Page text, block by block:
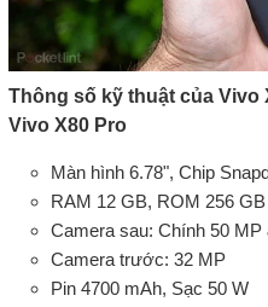
Thông số kỹ thuật của Vivo
Vivo X80 Pro
Màn hình 6.78", Chip
RAM 12 GB, ROM 256 GB
Camera sau: Chính 50 MP
Camera trước: 32 MP
Pin 4700 mAh, Sạc 50 W